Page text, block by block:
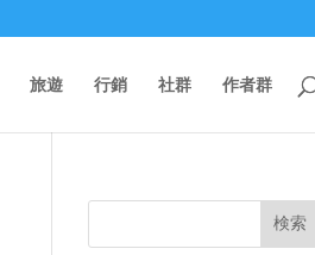
旅遊 行銷 社群 作者群
検索